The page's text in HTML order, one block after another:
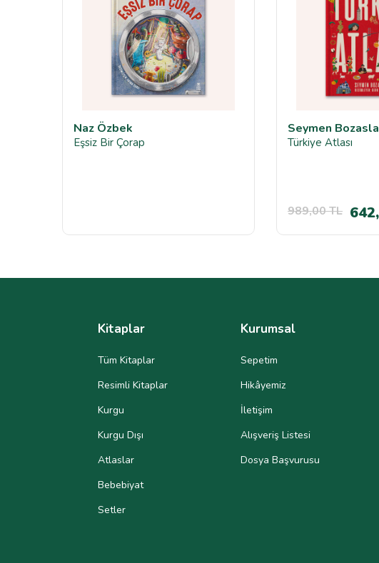
Naz Özbek
Eşsiz Bir Çorap
Seymen
Türkiye Atlası
989,00TL
Kitaplar
Tüm Kitaplar
Resimli Kitaplar
Kurgu
Kurgu Dışı
Atlaslar
Bebebiyat
Setler
Kurumsal
Sepetim
Hikâyemiz
İletişim
Alışveriş Listesi
Dosya Başvurusu